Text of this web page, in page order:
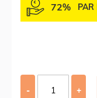
72%
- +